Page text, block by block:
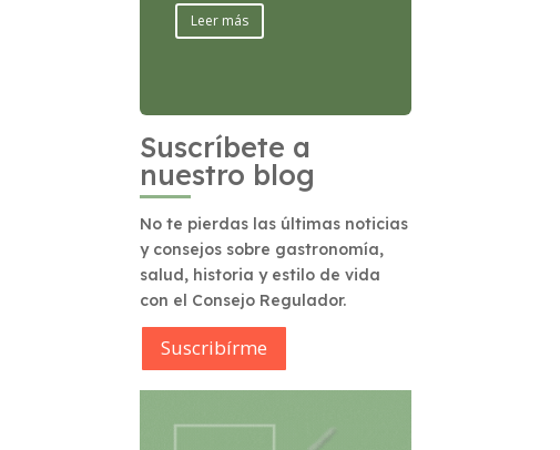
Leer más
Suscríbete a
nuestro blog
No te pierdas las últimas noticias
y consejos sobre gastronomía,
salud, historia y estilo de vida
con el Consejo Regulador.
Suscribírme